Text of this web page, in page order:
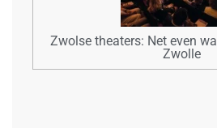
Zwolse theaters: Net even
Zwolle